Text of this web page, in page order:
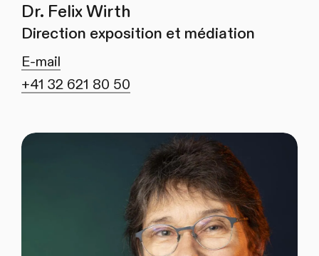
Dr. Felix Wirth
Direction exposition et médiation
E-mail
+41 32 621 80 50